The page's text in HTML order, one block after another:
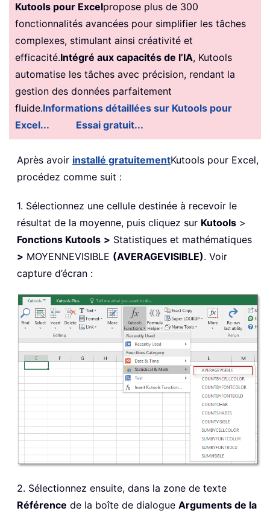
Kutools pour Excelpropose plus de 300
fonctionnalités avancées pour simplifier les tâches
complexes, stimulant ainsi créativité et
efficacité.Intégré aux capacités de l’IA, Kutools
automatise les tâches avec précision, rendant la
gestion des données parfaitement
fluide.Informations détaillées sur Kutools pour
Excel...
Essai gratuit...
Après avoir installé gratuitementKutools pour Excel,
procédez comme suit :
1. Sélectionnez une cellule destinée à recevoir le
résultat de la moyenne, puis cliquez sur Kutools >
Fonctions Kutools > Statistiques et mathématiques
> MOYENNEVISIBLE (AVERAGEVISIBLE). Voir
capture d’écran :
2. Sélectionnez ensuite, dans la zone de texte
Référence de la boîte de dialogue Arguments de la